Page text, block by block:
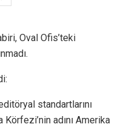
Oval Ofis’teki
standartlarını
adını Amerika